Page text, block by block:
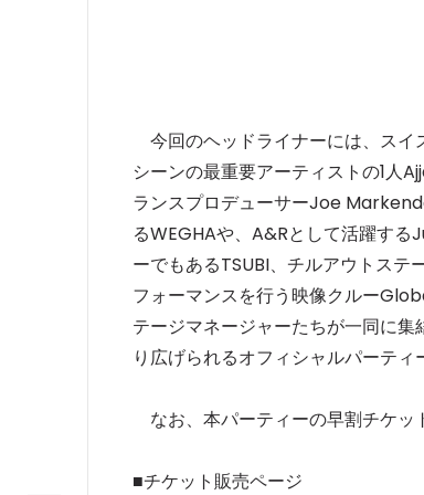
今回のヘッドライナーには、ス
シーンの最重要アーティストの1人
ランスプロデューサーJoe
るWEGHAや、A&Rとして活躍す
ーでもあるTSUBI、チルアウトス
フォーマンスを行う映像クルー
テージマネージャーたちが一同に
り広げられるオフィシャルパーティ
なお、本パーティーの早割チケッ
■チケット販売ページ